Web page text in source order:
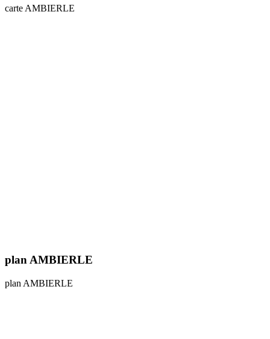
carte AMBIERLE
plan AMBIERLE
plan AMBIERLE